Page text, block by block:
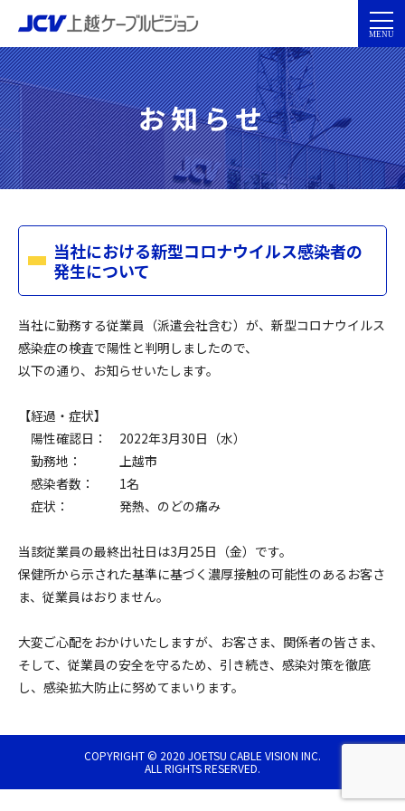
お知らせ
当社における新型コロナウイルス感染者の
発生について
当社に勤務する従業員（派遣会社含む）が、新型コロナウイルス
感染症の検査で陽性と判明しましたので、
以下の通り、お知らせいたします。
【経過・症状】
陽性確認日： 2022年3月30日（水）
勤務地： 上越市
感染者数： 1名
症状： 発熱、のどの痛み
当該従業員の最終出社日は3月25日（金）です。
保健所から示された基準に基づく濃厚接触の可能性のあるお客さ
ま、従業員はおりません。
大変ご心配をおかけいたしますが、お客さま、関係者の皆さま、
そして、従業員の安全を守るため、引き続き、感染対策を徹底
し、感染拡大防止に努めてまいります。
COPYRIGHT © 2020 JOETSU CABLE VISION INC.
ALL RIGHTS RESERVED.